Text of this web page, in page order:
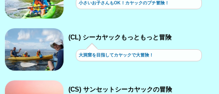
小さいお子さんもOK！カヤックのプチ冒険！
(CL) シーカヤックもっともっと冒険
大洞窟を目指してカヤックで大冒険！
(CS) サンセットシーカヤックの冒険